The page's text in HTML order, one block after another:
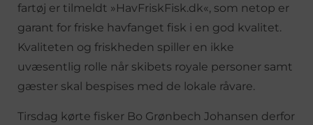
fartøj er tilmeldt »HavFriskFisk.dk«, som netop er
garant for friske havfanget fisk i en god kvalitet.
Kvaliteten og friskheden spiller en ikke
uvæsentlig rolle når skibets royale personer samt
gæster skal bespises med de lokale råvare.
Tirsdag kørte fisker Bo Grønbech Johansen derfor